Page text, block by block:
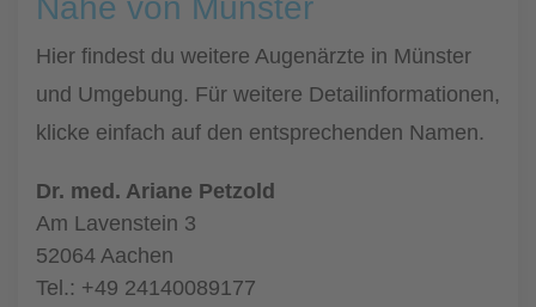
Nähe von Münster
Hier findest du weitere Augenärzte in Münster
und Umgebung. Für weitere Detailinformationen,
klicke einfach auf den entsprechenden Namen.
Dr. med. Ariane Petzold
Am Lavenstein 3
52064 Aachen
Tel.: +49 24140089177